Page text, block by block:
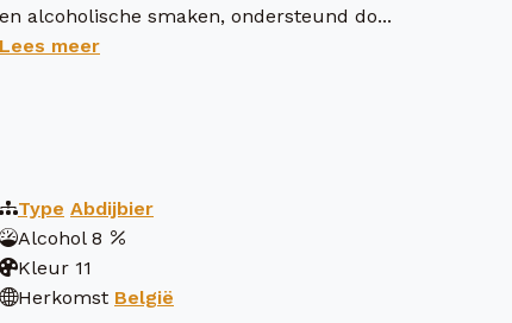
en alcoholische smaken, ondersteund do...
Lees meer
Type Abdijbier
Alcohol 8
Kleur 11
Herkomst België